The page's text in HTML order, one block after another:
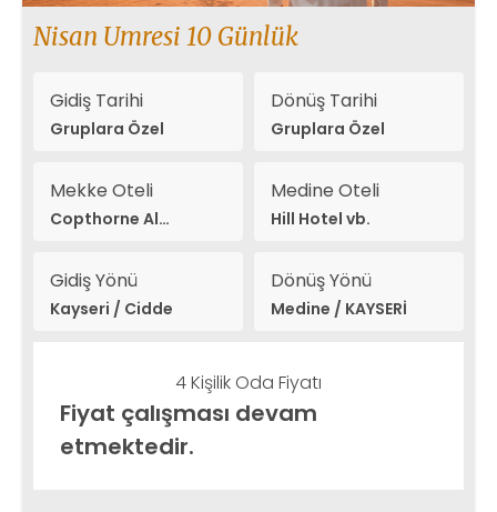
Nisan Umresi 10 Günlük
Gidiş Tarihi
Gruplara Özel
Dönüş Tarihi
Gruplara Özel
Mekke Oteli
Copthorne Al
Medine Oteli
Hill Hotel vb.
Gidiş Yönü
Kayseri / Cidde
Dönüş Yönü
Medine / KAYSERİ
4 Kişilik Oda Fiyatı
Fiyat çalışması devam
etmektedir.